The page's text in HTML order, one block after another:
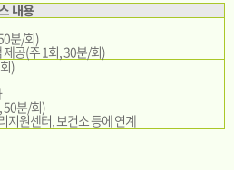
내용
분/회)
공(주 1회, 30분/회)
)
50분/회)
지원센터, 보건소 등에 연계